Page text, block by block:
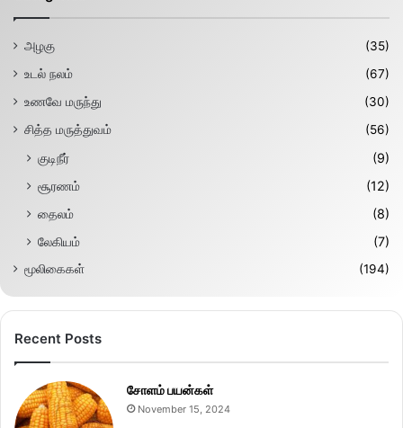
அழகு
(35)
உடல் நலம்
(67)
உணவே மருந்து
(30)
சித்த மருத்துவம்
(56)
குடிநீர்
(9)
சூரணம்
(12)
தைலம்
(8)
லேகியம்
(7)
மூலிகைகள் (194)
Recent Posts
சோளம் பயன்கள்
November 15, 2024